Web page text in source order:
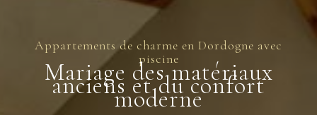
Appartements de charme en Dordogne avec
piscine
Mariage des matériaux
anciens et du confort
moderne